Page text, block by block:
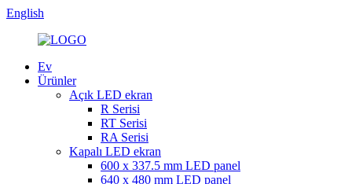
English
Ev
Ürünler
Açık LED ekran
R Serisi
RT Serisi
RA Serisi
Kapalı LED ekran
600 x 337.5 mm LED panel
640 x 480 mm LED panel